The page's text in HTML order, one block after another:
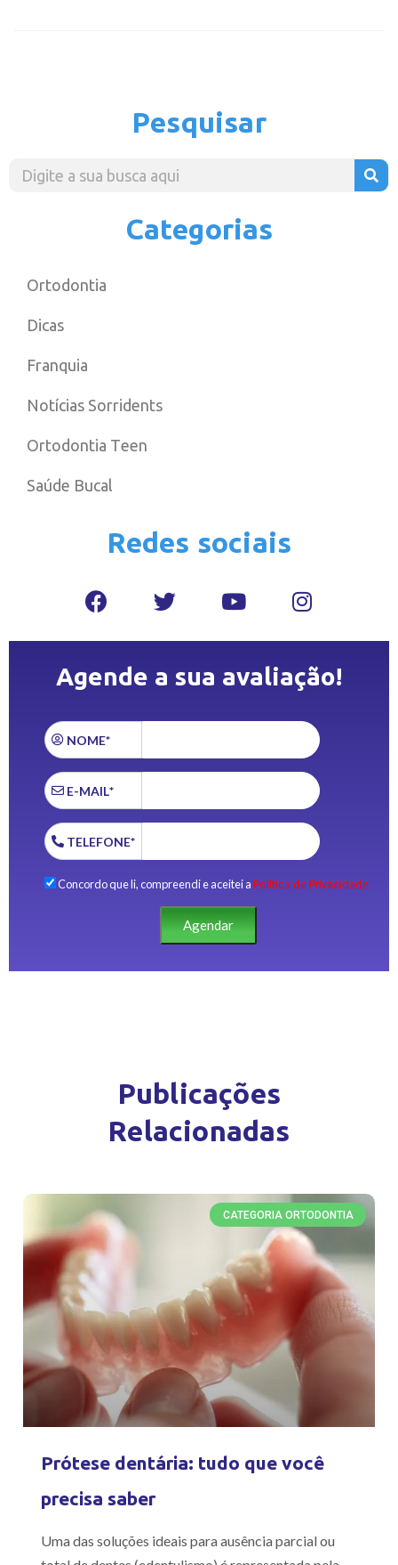
Pesquisar
Categorias
Ortodontia
Dicas
Franquia
Notícias Sorridents
Ortodontia Teen
Saúde Bucal
Redes sociais
Agende a sua avaliação!
NOME*
E-MAIL*
TELEFONE*
Concordo que li, compreendi e aceitei a Política de Privacidade.
Agendar
Publicações
Relacionadas
CATEGORIA ORTODONTIA
Prótese dentária: tudo que você
precisa saber
Uma das soluções ideais para ausência parcial ou